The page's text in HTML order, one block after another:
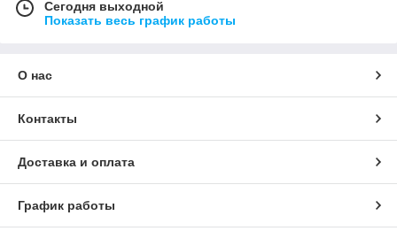
Сегодня выходной
Показать весь график работы
О нас
Контакты
Доставка и оплата
График работы